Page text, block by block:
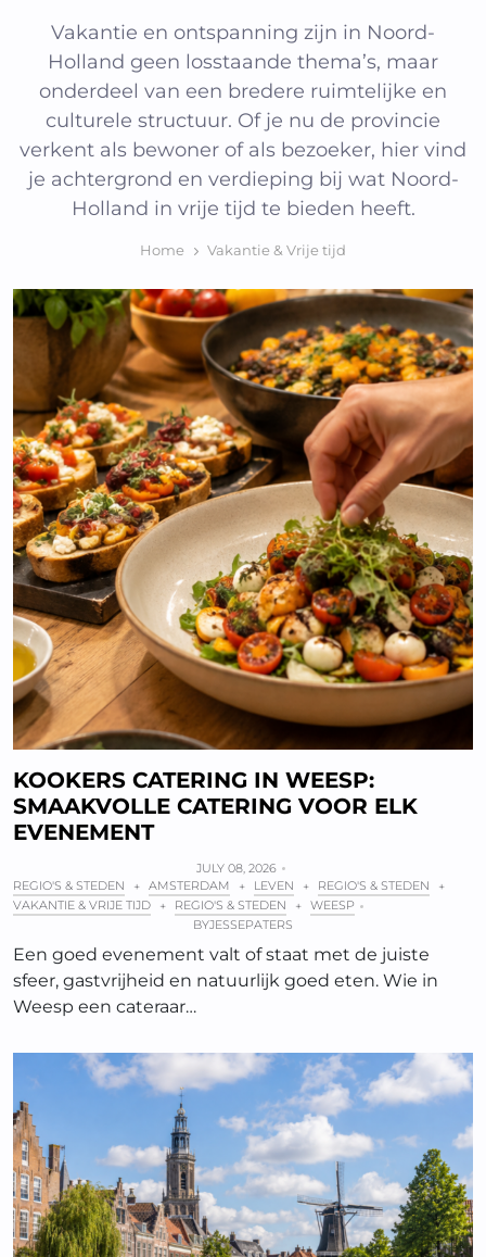
Vakantie en ontspanning zijn in Noord-
Holland geen losstaande thema’s, maar
onderdeel van een bredere ruimtelijke en
culturele structuur. Of je nu de provincie
verkent als bewoner of als bezoeker, hier vind
je achtergrond en verdieping bij wat Noord-
Holland in vrije tijd te bieden heeft.
Home Vakantie & Vrije tijd
KOOKERS CATERING IN WEESP:
SMAAKVOLLE CATERING VOOR ELK
EVENEMENT
JULY 08, 2026
REGIO'S & STEDEN
+ AMSTERDAM + LEVEN + REGIO'S & STEDEN
+
VAKANTIE & VRIJE TIJD
+ REGIO'S & STEDEN + WEESP
BYJESSEPATERS
Een goed evenement valt of staat met de juiste
sfeer, gastvrijheid en natuurlijk goed eten. Wie in
Weesp een cateraar…